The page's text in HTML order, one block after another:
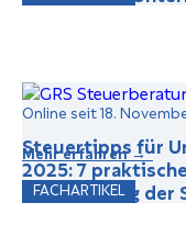
FACHARTIKEL
Online seit 18.
Steuertipps für
2025: 7
Optimierung der
Mehr erfahren →